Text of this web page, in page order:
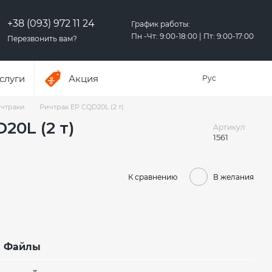
+38 (093) 972 11 24
Перезвонить вам?
График работы:
Пн -Чт: 9:00-18:00 | Пт: 9:00-17:00
Акция Рус
Ричтрак EP CQD20L (2 т)
(2 т) Артикул
1561
К сравнению В желания
Файлы